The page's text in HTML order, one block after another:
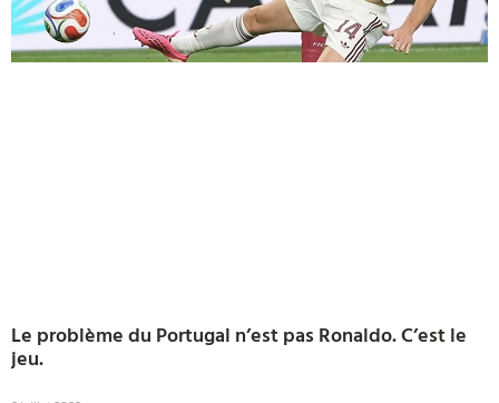
Le problème du Portugal n’est pas Ronaldo. C’est le
jeu.